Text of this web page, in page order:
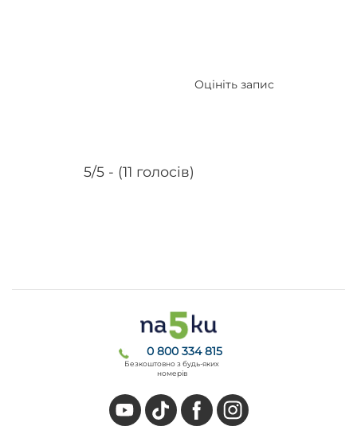
5/5 - (11 голосів)
Оцініть запис
0 800 334 815
Безкоштовно з будь-яких
номерів